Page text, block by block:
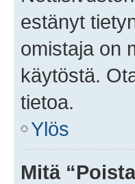
estänyt
omistaja on
käytöstä.
tietoa.
Ylös
Mitä